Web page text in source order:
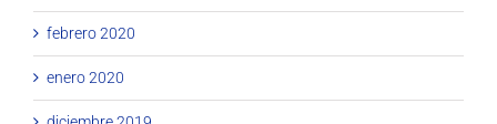
febrero 2020
enero 2020